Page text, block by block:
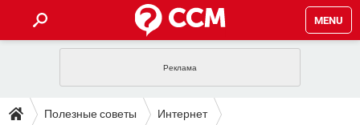
MENU
INSTAGRAM FACEBOOK
ПОЛЕЗНЫЕ СОВЕТЫ
Полезные советы Интернет